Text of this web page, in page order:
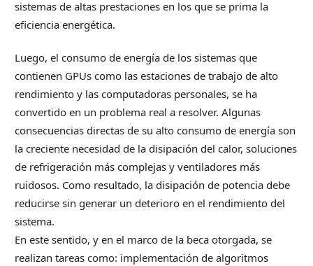
sistemas de altas prestaciones en los que se prima la
eficiencia energética.
Luego, el consumo de energía de los sistemas que
contienen GPUs como las estaciones de trabajo de alto
rendimiento y las computadoras personales, se ha
convertido en un problema real a resolver. Algunas
consecuencias directas de su alto consumo de energía son
la creciente necesidad de la disipación del calor, soluciones
de refrigeración más complejas y ventiladores más
ruidosos. Como resultado, la disipación de potencia debe
reducirse sin generar un deterioro en el rendimiento del
sistema.
En este sentido, y en el marco de la beca otorgada, se
realizan tareas como: implementación de algoritmos